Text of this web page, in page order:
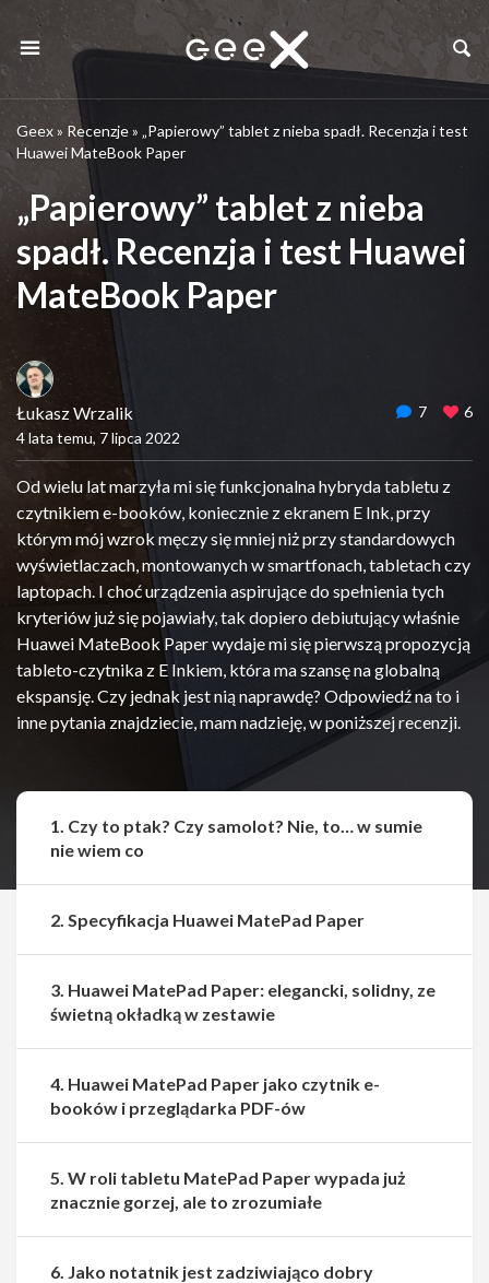
Geex» Recenzje» „Papierowy” tablet z nieba spadł. Recenzja i test
Huawei MateBook Paper
„Papierowy” tablet z nieba
spadł. Recenzja i test Huawei
MateBook Paper
Łukasz Wrzalik
4 lata temu, 7 lipca 2022
7 6
Od wielu lat marzyła mi się funkcjonalna hybryda tabletu z
czytnikiem e-booków, koniecznie z ekranem E Ink, przy
którym mój wzrok męczy się mniej niż przy standardowych
wyświetlaczach, montowanych w smartfonach, tabletach czy
laptopach. I choć urządzenia aspirujące do spełnienia tych
kryteriów już się pojawiały, tak dopiero debiutujący właśnie
Huawei MateBook Paper wydaje mi się pierwszą propozycją
tableto-czytnika z E Inkiem, która ma szansę na globalną
ekspansję. Czy jednak jest nią naprawdę? Odpowiedź na to i
inne pytania znajdziecie, mam nadzieję, w poniższej recenzji.
1. Czy to ptak? Czy samolot? Nie, to… w sumie
nie wiem co
2. Specyfikacja Huawei MatePad Paper
3. Huawei MatePad Paper: elegancki, solidny, ze
świetną okładką w zestawie
4. Huawei MatePad Paper jako czytnik e-
booków i przeglądarka PDF-ów
5. W roli tabletu MatePad Paper wypada już
znacznie gorzej, ale to zrozumiałe
6. Jako notatnik jest zadziwiająco dobry